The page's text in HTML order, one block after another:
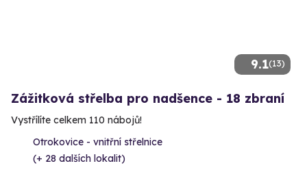
9.1(13)
Zážitková střelba pro nadšence - 18 zbraní
Vystřílíte celkem 110 nábojů!
Otrokovice - vnitřní střelnice
(+ 28 dalších lokalit)